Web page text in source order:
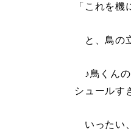
「これを
と、鳥の
♪鳥くんの
シュールす
いったい